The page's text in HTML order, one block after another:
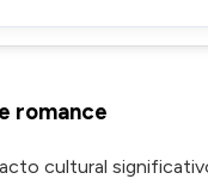
romance
cultural